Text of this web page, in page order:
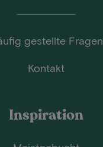
gestellte Fragen
Kontakt
Inspiration